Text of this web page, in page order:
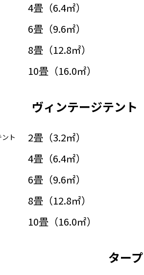
4畳（6.4㎡）
6畳（9.6㎡）
8畳（12.8㎡）
10畳（16.0㎡）
ヴィンテージテント
2畳（3.2㎡）
4畳（6.4㎡）
6畳（9.6㎡）
8畳（12.8㎡）
10畳（16.0㎡）
タープ